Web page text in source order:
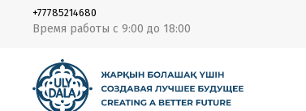
Время работы с 9:00 до 18:00
+77785214680